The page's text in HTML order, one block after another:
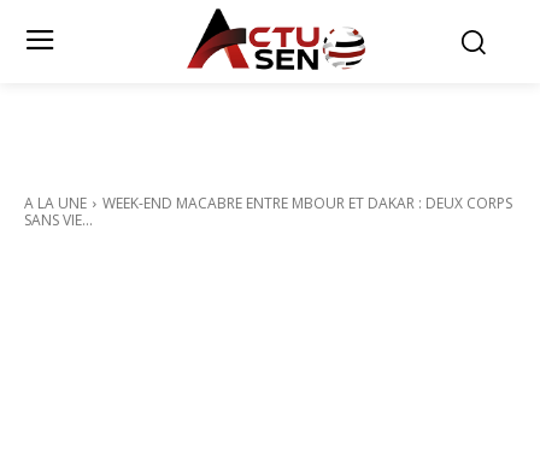
A LA UNE
WEEK-END MACABRE ENTRE MBOUR ET DAKAR : DEUX CORPS
SANS VIE...